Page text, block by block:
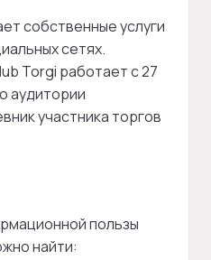
собственные услуги
сетях.
Torgi работает с 27
аудитории
участника торгов
пользы
найти: